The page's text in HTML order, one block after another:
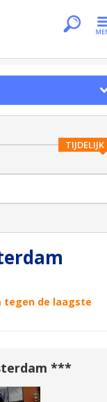
TIJDELIJK
tegen de laagste
***